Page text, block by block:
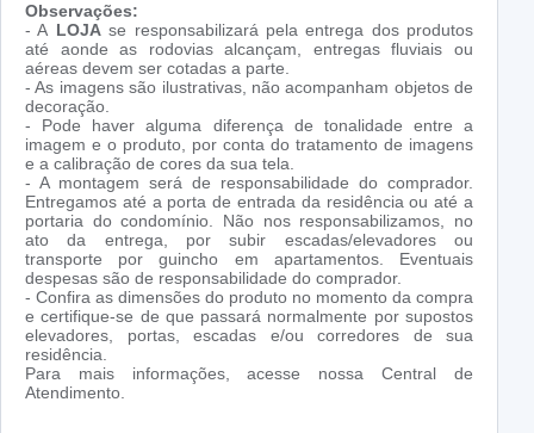
Observações:
- A LOJAse responsabilizará pela entrega dos produtos
até aonde as rodovias alcançam, entregas fluviais ou
aéreas devem ser cotadas a parte.
- As imagens são ilustrativas, não acompanham objetos de
decoração.
- Pode haver alguma diferença de tonalidade entre a
imagem e o produto, por conta do tratamento de imagens
e a calibração de cores da sua tela.
- A montagem será de responsabilidade do comprador.
Entregamos até a porta de entrada da residência ou até a
portaria do condomínio. Não nos responsabilizamos, no
ato da entrega, por subir escadas/elevadores ou
transporte por guincho em apartamentos. Eventuais
despesas são de responsabilidade do comprador.
- Confira as dimensões do produto no momento da compra
e certifique-se de que passará normalmente por supostos
elevadores, portas, escadas e/ou corredores de sua
residência.
Para mais informações, acesse nossa Central de
Atendimento.